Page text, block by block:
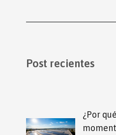
Post recientes
¿Por